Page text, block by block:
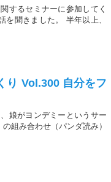
するセミナーに参加してく
を聞きました。 半年以上、
り Vol.300 自分をフ
娘がヨンデミーというサー
組み合わせ（パンダ読み）